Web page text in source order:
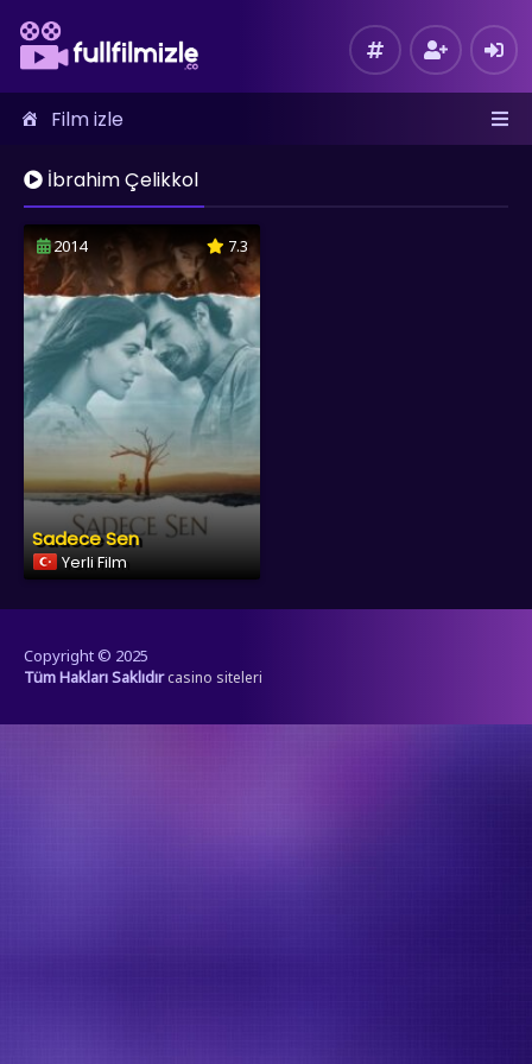
Film izle
İbrahim Çelikkol
2014 7.3
Sadece Sen
Yerli Film
Copyright © 2025
Tüm Hakları Saklıdır casino siteleri